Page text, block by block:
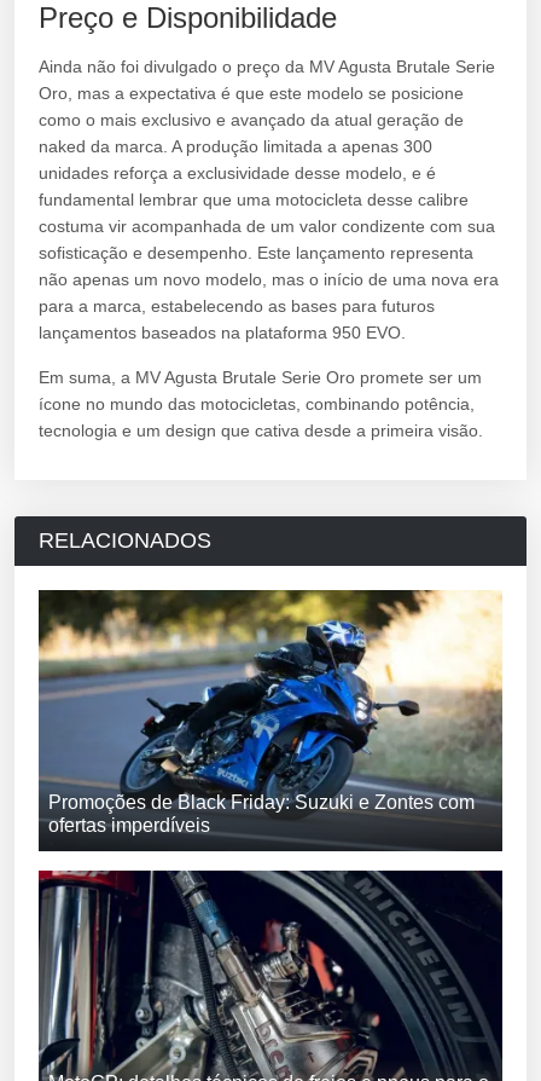
Preço e Disponibilidade
Ainda não foi divulgado o preço da MV Agusta Brutale Serie
Oro, mas a expectativa é que este modelo se posicione
como o mais exclusivo e avançado da atual geração de
naked da marca. A produção limitada a apenas 300
unidades reforça a exclusividade desse modelo, e é
fundamental lembrar que uma motocicleta desse calibre
costuma vir acompanhada de um valor condizente com sua
sofisticação e desempenho. Este lançamento representa
não apenas um novo modelo, mas o início de uma nova era
para a marca, estabelecendo as bases para futuros
lançamentos baseados na plataforma 950 EVO.
Em suma, a MV Agusta Brutale Serie Oro promete ser um
ícone no mundo das motocicletas, combinando potência,
tecnologia e um design que cativa desde a primeira visão.
RELACIONADOS
Promoções de Black Friday: Suzuki e Zontes com
ofertas imperdíveis